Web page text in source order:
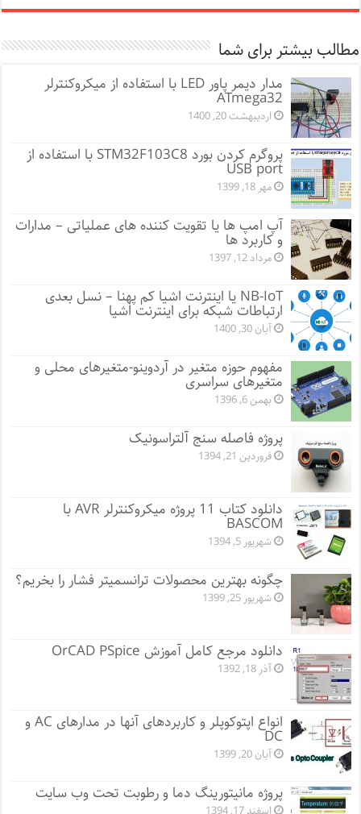
مطالب بیشتر برای شما
مدار دیمر پاور LED با استفاده از میکروکنترلر
ATmega32
اردیبهشت 20, 1400
پروگرم کردن بورد STM32F103C8 با استفاده از
USB port
مهر 18, 1399
آپ امپ ها یا تقویت کننده های عملیاتی – مدارات
و کاربرد ها
مرداد 12, 1397
NB-IoT یا اینترنت اشیا کم پهنا – نسل بعدی
ارتباطات شبکه برای اینترنت اشیا
آبان 30, 1400
مفهوم حوزه متغیر در آردوینو-متغیرهای محلی و
متغیرهای سراسری
بهمن 6, 1396
پروژه فاصله سنج آلتراسونیک
فروردین 21, 1394
دانلود کتاب 11 پروژه میکروکنترلر AVR با
BASCOM
شهریور 5, 1394
چگونه بهترین محصولات ترانسمیتر فشار را بخریم؟
شهریور 25, 1399
دانلود مرجع کامل آموزش OrCAD PSpice
آذر 18, 1392
انواع اپتوکوپلر و کاربردهای آنها در مدارهای AC و
DC
آبان 20, 1399
پروژه مانيتورينگ دما و رطوبت تحت وب سایت